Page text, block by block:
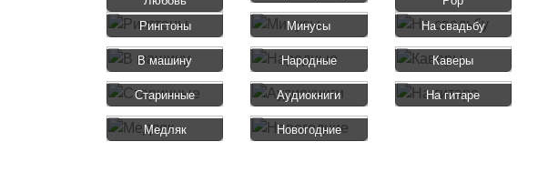
Рингтоны
Минусы На свадьбу
В машину Народные Каверы
Старинные Аудиокниги На гитаре
Медляк Новогодние